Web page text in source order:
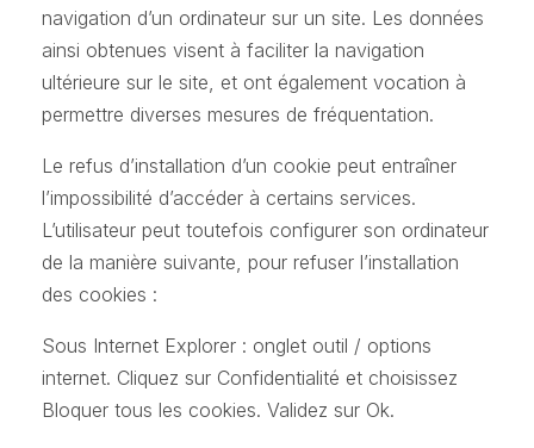
navigation d’un ordinateur sur un site. Les données
ainsi obtenues visent à faciliter la navigation
ultérieure sur le site, et ont également vocation à
permettre diverses mesures de fréquentation.
Le refus d’installation d’un cookie peut entraîner
l’impossibilité d’accéder à certains services.
L’utilisateur peut toutefois configurer son ordinateur
de la manière suivante, pour refuser l’installation
des cookies :
Sous Internet Explorer : onglet outil / options
internet. Cliquez sur Confidentialité et choisissez
Bloquer tous les cookies. Validez sur Ok.